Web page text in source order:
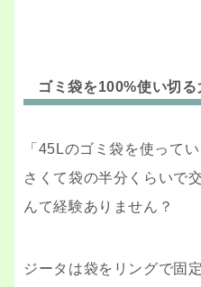
ゴミ袋を100%使い切
「45Lのゴミ袋を使って
さくて袋の半分くらいで
んて経験ありません？
ジータは袋をリングで固